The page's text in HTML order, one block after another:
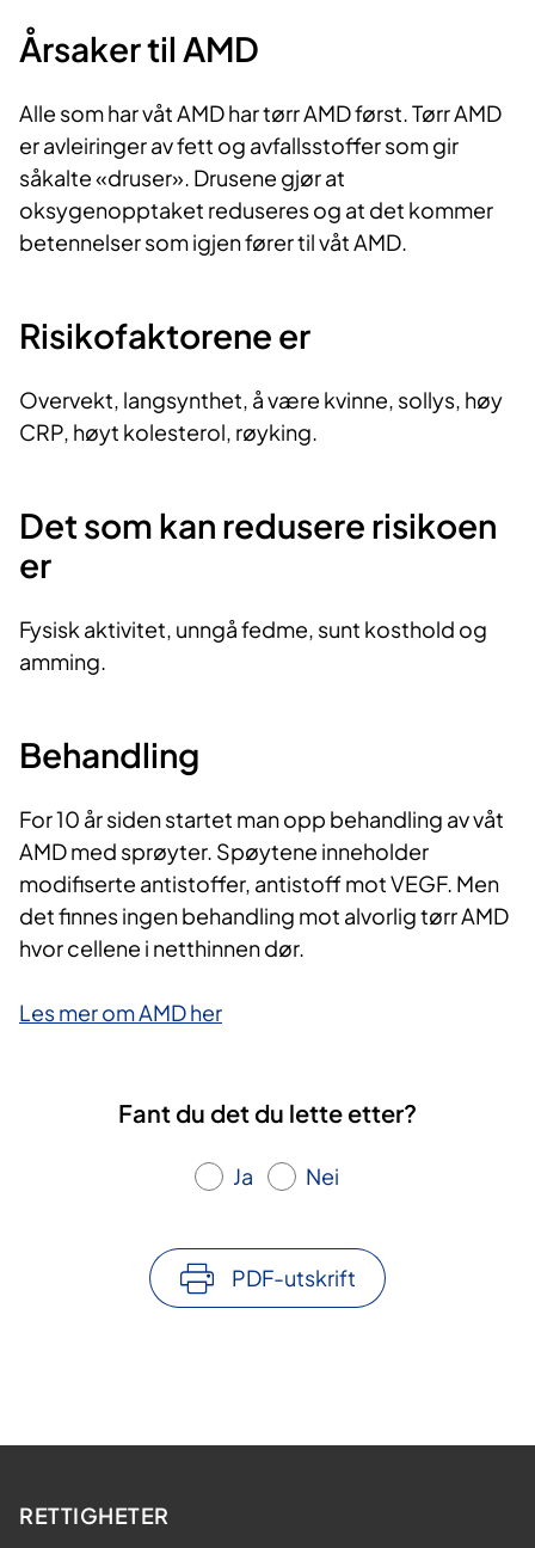
Årsaker til AMD
Alle som har våt AMD har tørr AMD først. Tørr AMD
er avleiringer av fett og avfallsstoffer som gir
såkalte «druser». Drusene gjør at
oksygenopptaket reduseres og at det kommer
betennelser som igjen fører til våt AMD.
Risikofaktorene er
Overvekt, langsynthet, å være kvinne, sollys, høy
CRP, høyt kolesterol, røyking.
Det som kan redusere risikoen
er
Fysisk aktivitet, unngå fedme, sunt kosthold og
amming.
Behandling
For 10 år siden startet man opp behandling av våt
AMD med sprøyter. Spøytene inneholder
modifiserte antistoffer, antistoff mot VEGF. Men
det finnes ingen behandling mot alvorlig tørr AMD
hvor cellene i netthinnen dør.
Les mer om AMD her
Fant du det du lette etter?
Ja Nei
PDF-utskrift
RETTIGHETER